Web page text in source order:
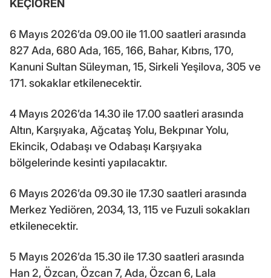
KEÇİÖREN
6 Mayıs 2026’da 09.00 ile 11.00 saatleri arasında
827 Ada, 680 Ada, 165, 166, Bahar, Kıbrıs, 170,
Kanuni Sultan Süleyman, 15, Sirkeli Yeşilova, 305 ve
171. sokaklar etkilenecektir.
4 Mayıs 2026’da 14.30 ile 17.00 saatleri arasında
Altın, Karşıyaka, Ağcataş Yolu, Bekpınar Yolu,
Ekincik, Odabaşı ve Odabaşı Karşıyaka
bölgelerinde kesinti yapılacaktır.
6 Mayıs 2026’da 09.30 ile 17.30 saatleri arasında
Merkez Yediören, 2034, 13, 115 ve Fuzuli sokakları
etkilenecektir.
5 Mayıs 2026’da 15.30 ile 17.30 saatleri arasında
Han 2, Özcan, Özcan 7, Ada, Özcan 6, Lala